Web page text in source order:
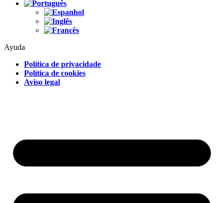
Ayuda
Política de privacidade
Política de cookies
Aviso legal